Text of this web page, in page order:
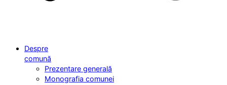
Despre
comună
Prezentare generală
Monografia comunei